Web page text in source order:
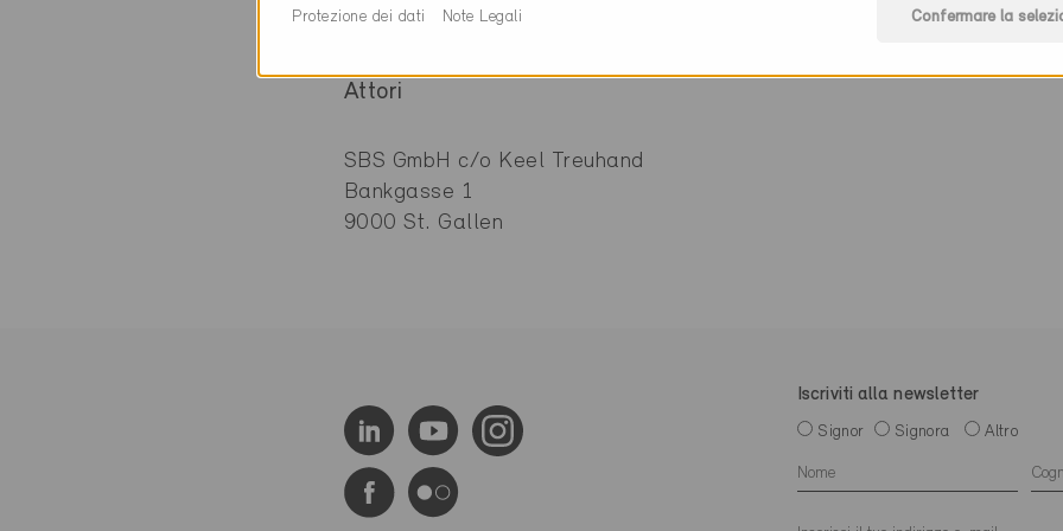
Attori
SBS GmbH c/o Keel Treuhand
Bankgasse 1
9000 St. Gallen
Iscriviti alla newsletter
Signor Signora Altro
Confermare la
Protezione dei dati Note Legali